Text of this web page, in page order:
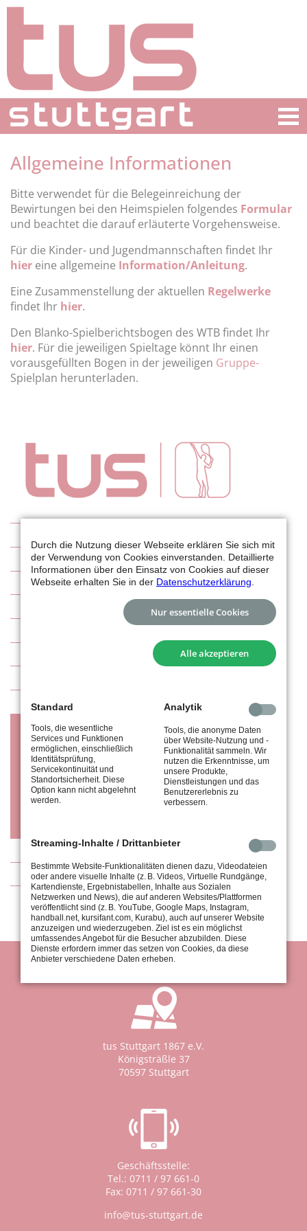
Allgemeine Informationen
Bitte verwendet für die Belegeinreichung der
Bewirtungen bei den Heimspielen folgendes Formular
und beachtet die darauf erläuterte Vorgehensweise.
Für die Kinder- und Jugendmannschaften findet Ihr
hier eine allgemeine Information/Anleitung.
Eine Zusammenstellung der aktuellen Regelwerke
findet Ihr hier.
Den Blanko-Spielberichtsbogen des WTB findet Ihr
hier. Für die jeweiligen Spieltage könnt Ihr einen
vorausgefüllten Bogen in der jeweiligen Gruppe-
Spielplan herunterladen.
Wetterkamera
Aktuelles
Tennisplätze (Außenanlage / Halle)
Mitgliedsbeiträge / Infos für Neumitglieder
Mannschaften
Allgemeine Informationen
Spieltermine
Regelwerke
Trainer
Kontakt
tus Stuttgart 1867 e.V.
Königsträßle 37
70597 Stuttgart
Geschäftsstelle:
Tel.: 0711 / 97 661-0
Fax: 0711 / 97 661-30
info@tus-stuttgart.de
Durch die Nutzung dieser Webseite erklären Sie sich mit
der Verwendung von Cookies einverstanden. Detaillierte
Informationen über den Einsatz von Cookies auf dieser
Webseite erhalten Sie in der Datenschutzerklärung
Nur essentielle Cookies
Alle akzeptieren
Standard
Tools, die wesentliche
Services und Funktionen
ermöglichen, einschließlich
Identitätsprüfung,
Servicekontinuität und
Standortsicherheit. Diese
Option kann nicht abgelehnt
werden.
Analytik
Tools, die anonyme Daten
über Website-Nutzung und -
Funktionalität sammeln. Wir
nutzen die Erkenntnisse, um
unsere Produkte,
Dienstleistungen und das
Benutzererlebnis zu
verbessern.
Streaming-Inhalte / Drittanbieter
Bestimmte Website-Funktionalitäten dienen dazu, Videodateien
oder andere visuelle Inhalte (z. B. Videos, Virtuelle Rundgänge,
Kartendienste, Ergebnistabellen, Inhalte aus Sozialen
Netzwerken und News), die auf anderen Websites/Plattformen
veröffentlicht sind (z. B. YouTube, Google Maps, Instagram,
handball.net, kursifant.com, Kurabu), auch auf unserer Website
anzuzeigen und wiederzugeben. Ziel ist es ein möglichst
umfassendes Angebot für die Besucher abzubilden. Diese
Dienste erfordern immer das setzen von Cookies, da diese
Anbieter verschiedene Daten erheben.